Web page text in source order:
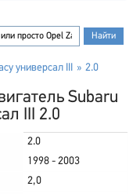
универсал III 2.0
Subaru
III 2.0
2.0
1998 - 2003
2,0